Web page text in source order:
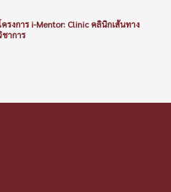
รงการ i-Mentor: Clinic คลินิกเส้นทาง
าการ